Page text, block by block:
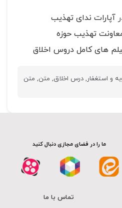
آپارات ندای تهذیب
تهذیب حوزه
های کامل دروس اخلاق
و استغفار,درس اخلاق, متن, متن
ما را در فضای مجازی دنبال کنید
تماس با ما